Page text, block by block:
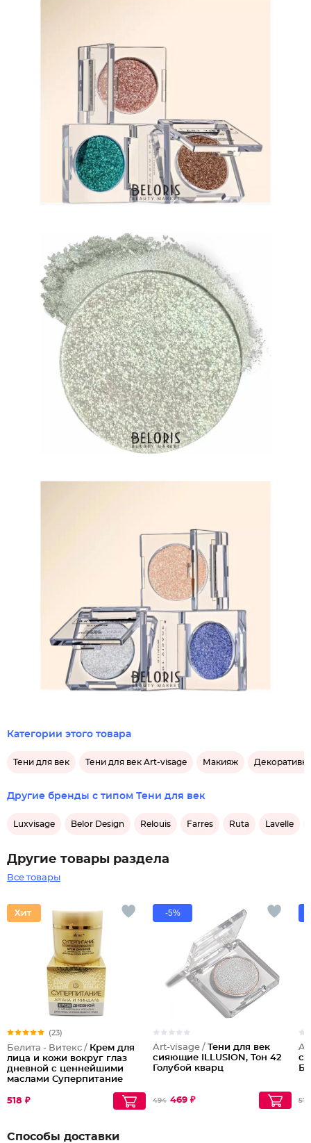
Категории этого товара
Тени для век Тени для век Art-visage Макияж
Другие бренды с типом Тени для век
Luxvisage Belor Design Relouis Farres Ruta Lavelle
Другие товары раздела
Все товары
(23)
Белита - Витекс / Крем для
лица и кожи вокруг глаз
дневной с ценнейшими
маслами Суперпитание
518 ₽
-5%
Art-visage / Тени для век
сияющие ILLUSION, Тон 42
Голубой кварц
494 469 ₽ 571
Способы доставки